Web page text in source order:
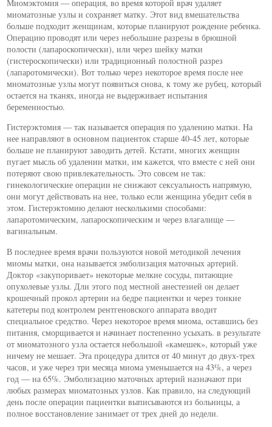
Миомэктомия — операция, во время которой врач удаляет
миоматозные узлы и сохраняет матку. Этот вид вмешательства
больше подходит женщинам, которые планируют рождение ребенка.
Операцию проводят или через небольшие разрезы в брюшной
полости (лапароскопически), или через шейку матки
(гистероскопически) или традиционный полостной разрез
(лапаротомически). Вот только через некоторое время после нее
мноматозные узлы могут появиться снова, к тому же рубец, который
остается на тканях, иногда не выдерживает испытания
беременностью.
Гистерэктомия — так называется операция по удалению матки. На
нее направляют в основном пациенток старше 40-45 лет, которые
больше не планируют заводить детей. Кстати, многих женщин
пугает мысль об удалении матки, им кажется, что вместе с ней они
потеряют свою привлекательность. Это совсем не так:
гинекологические операции не снижают сексуальность напрямую,
они могут действовать на нее, только если женщина убедит себя в
этом. Гистерэктомию делают несколькими способами:
лапаротомическим, лапароскопическим и через влагалище —
вагинальным.
В последнее время врачи пользуются новой методикой лечения
миомы матки, она называется эмболизация маточных артерий.
Доктор «закупоривает» некоторые мелкие сосуды, питающие
опухолевые узлы. Дли этого под местной анестезией он делает
крошечный прокол артерии на бедре пациентки и через тонкие
катетеры под контролем рентгеновского аппарата вводит
специальное средство. Через некоторое время миома, оставшись без
питания, сморщивается и начинает постепенно усыхать. в результате
от миоматозного узла остается небольшой «камешек», который уже
ничему не мешает. Эта процедура длится от 40 минут до двух-трех
часов, и уже через три месяца миома уменьшается на 43%, а через
год — на 65%. Эмболизацию маточных артерий назначают при
любых размерах миоматозных узлов. Как правило, на следующий
день после операции пациентки выписываются из больницы, а
полное восстановление занимает от трех дней до недели.